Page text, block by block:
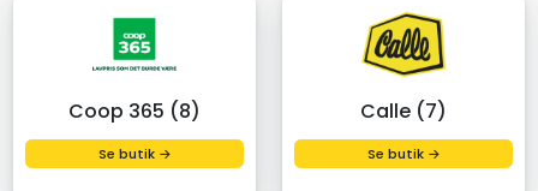
Coop 365 (8)
Se butik →
Calle (7)
Se butik →